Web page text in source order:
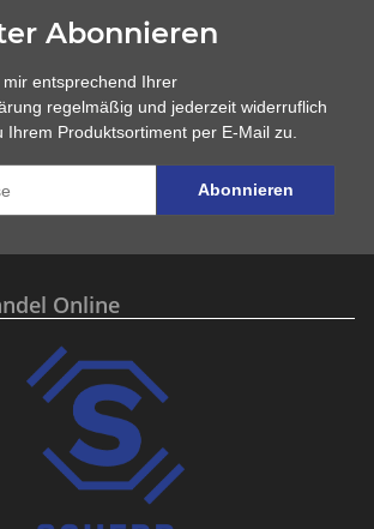
Abonnieren
entsprechend Ihrer
regelmäßig und jederzeit widerruflich
Ihrem Produktsortiment per E-Mail zu.
Abonnieren
Online